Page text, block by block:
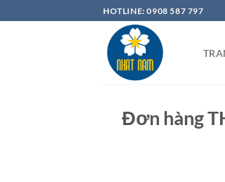
đến
HOTLINE: 0908 587 797
Đơn hàng